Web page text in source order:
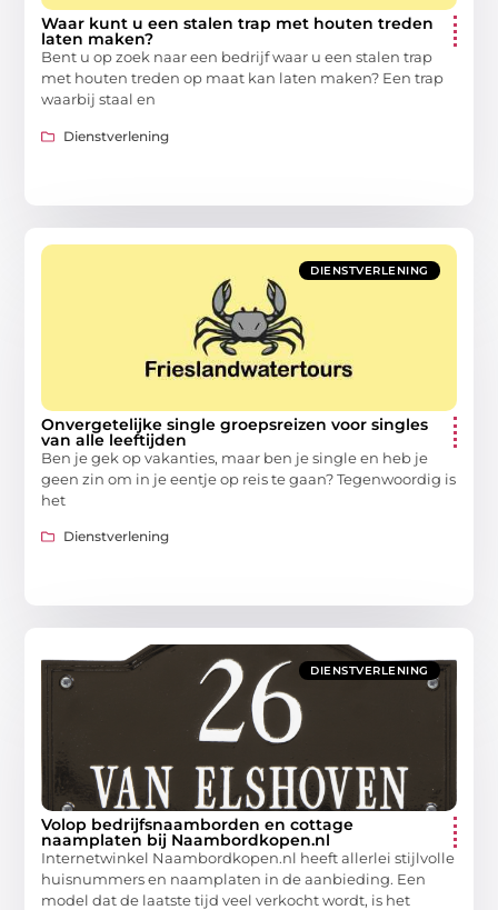
Waar kunt u een stalen trap met houten treden
laten maken?
Bent u op zoek naar een bedrijf waar u een stalen trap
met houten treden op maat kan laten maken? Een trap
waarbij staal en
Dienstverlening
DIENSTVERLENING
Onvergetelijke single groepsreizen voor singles
van alle leeftijden
Ben je gek op vakanties, maar ben je single en heb je
geen zin om in je eentje op reis te gaan? Tegenwoordig is
het
Dienstverlening
DIENSTVERLENING
Volop bedrijfsnaamborden en cottage
naamplaten bij Naambordkopen.nl
Internetwinkel Naambordkopen.nl heeft allerlei stijlvolle
huisnummers en naamplaten in de aanbieding. Een
model dat de laatste tijd veel verkocht wordt, is het